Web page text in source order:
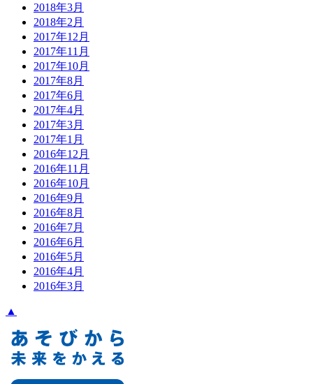
2018年3月
2018年2月
2017年12月
2017年11月
2017年10月
2017年8月
2017年6月
2017年4月
2017年3月
2017年1月
2016年12月
2016年11月
2016年10月
2016年9月
2016年8月
2016年7月
2016年6月
2016年5月
2016年4月
2016年3月
▲